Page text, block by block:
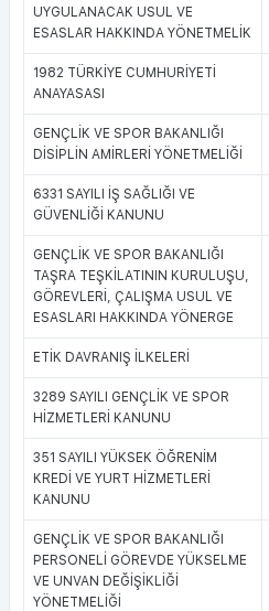
UYGULANACAK USUL VE
ESASLAR HAKKINDA YÖNETMELİK
1982 TÜRKİYE CUMHURİYETİ
ANAYASASI
GENÇLİK VE SPOR BAKANLIĞI
DİSİPLİN AMİRLERİ YÖNETMELİĞİ
6331 SAYILI İŞ SAĞLIĞI VE
GÜVENLİĞİ KANUNU
GENÇLİK VE SPOR BAKANLIĞI
TAŞRA TEŞKİLATININ KURULUŞU,
GÖREVLERİ, ÇALIŞMA USUL VE
ESASLARI HAKKINDA YÖNERGE
ETİK DAVRANIŞ İLKELERİ
3289 SAYILI GENÇLİK VE SPOR
HİZMETLERİ KANUNU
351 SAYILI YÜKSEK ÖĞRENİM
KREDİ VE YURT HİZMETLERİ
KANUNU
GENÇLİK VE SPOR BAKANLIĞI
PERSONELİ GÖREVDE YÜKSELME
VE UNVAN DEĞİŞİKLİĞİ
YÖNETMELİĞİ